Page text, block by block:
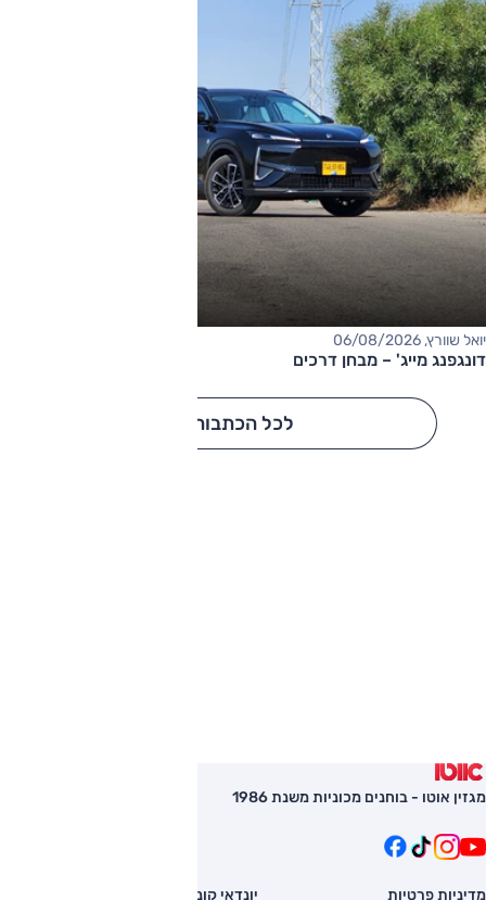
יואל שוורץ, 06/08/2026
דונגפנג מייג' – מבחן דרכים
לכל הכתבות
מגזין אוטו - בוחנים מכוניות משנת 1986
מדיניות פרטיות יונדאי קונה